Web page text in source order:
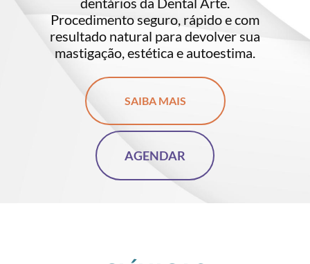
Procedimento seguro, rápido e com
resultado natural para devolver sua
mastigação, estética e autoestima.
SAIBA MAIS
AGENDAR